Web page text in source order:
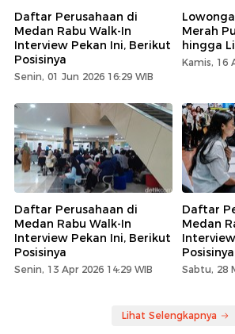
Daftar Perusahaan di
Medan Rabu Walk-In
Interview Pekan Ini, Berikut
Posisinya
Senin, 01 Jun 2026 16:29 WIB
Merah
hingga
Kamis, 16
Daftar Perusahaan di
Medan Rabu Walk-In
Interview Pekan Ini, Berikut
Posisinya
Senin, 13 Apr 2026 14:29 WIB
Daftar
Medan
Posisinya
Sabtu, 28
Lihat Selengkapnya